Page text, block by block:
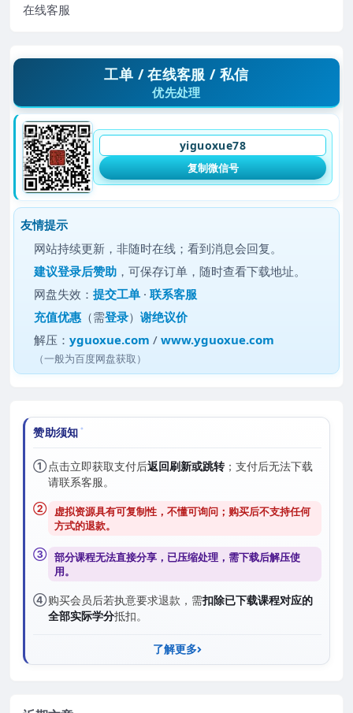
在线客服
工单 / 在线客服 / 私信
优先处理
yiguoxue78
复制微信号
友情提示
网站持续更新，非随时在线；看到消息会回复。
建议登录后赞助 ，可保存订单，随时查看下载地址。
网盘失效：提交工单 ·联系客服
充值优惠 （需登录）谢绝议价
解压：yguoxue.com /www.yguoxue.com
（一般为百度网盘获取）
赞助须知
①点击立即获取支付后返回刷新或跳转；支付后无法下载
请联系客服。
② 虚拟资源具有可复制性，不懂可询问；购买后不支持任何
方式的退款。
③ 部分课程无法直接分享，已压缩处理，需下载后解压使
用。
④购买会员后若执意要求退款，需扣除已下载课程对应的
全部实际学分抵扣。
了解更多